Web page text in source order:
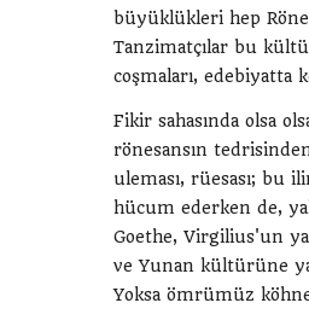
büyüklükleri hep
Tanzimatçılar bu
coşmaları,
Fikir sahasında olsa
rönesansın
uleması, rüesası; bu
hücum ederken de,
Goethe, Virgilius'un
ve Yunan kültürüne
Yoksa ömrümüz